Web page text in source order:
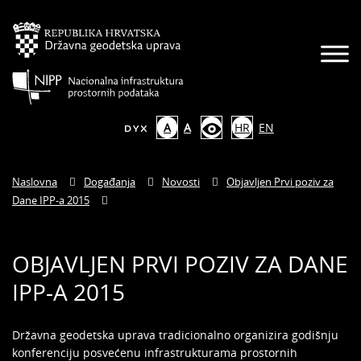
A A HR EN
Naslovna Događanja Novosti
Objavljen Prvi poziv za
Dane IPP-a 2015
OBJAVLJEN PRVI POZIV ZA DANE
IPP-A 2015
Državna geodetska uprava tradicionalno organizira godišnju
konferenciju posvećenu infrastrukturama prostornih